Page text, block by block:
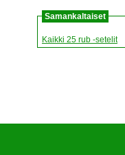
Samankaltaiset
Kaikki 25 rub -setelit